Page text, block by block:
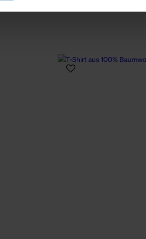
Cookies.
über Cookies einsehen. Über den
anpassen. Ihre Einwilligung ist